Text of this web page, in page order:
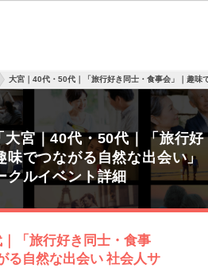
大宮｜40代・50代｜「旅行好き同士・食事会」｜趣味
宮｜40代・50代｜「旅行好
味でつながる自然な出会い」
クルイベント詳細
「旅行好き同士・食事
る自然な出会い 社会人サ